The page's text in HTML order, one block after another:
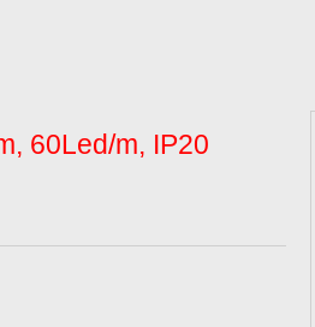
60Led/m, IP20